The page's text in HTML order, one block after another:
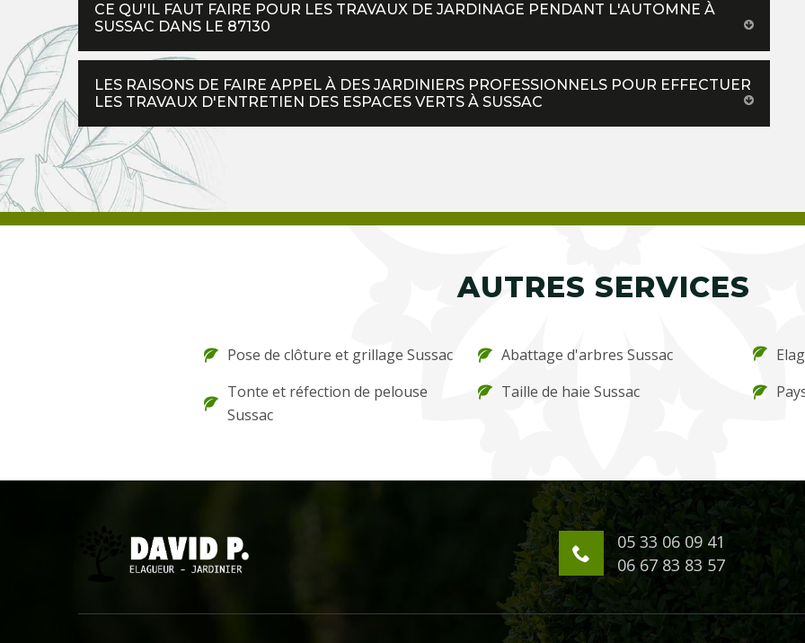
CE QU'IL FAUT FAIRE POUR LES TRAVAUX DE JARDINAGE PENDANT L'AUTOMNE À
SUSSAC DANS LE 87130
LES RAISONS DE FAIRE APPEL À DES JARDINIERS PROFESSIONNELS POUR EFFECTUER
LES TRAVAUX D'ENTRETIEN DES ESPACES VERTS À SUSSAC
AUTRES SERVICES
Pose de clôture et grillage Sussac
Tonte et réfection de pelouse
Sussac
Abattage d'arbres Sussac
Taille de haie Sussac
05 33 06 09 41
06 67 83 83 57